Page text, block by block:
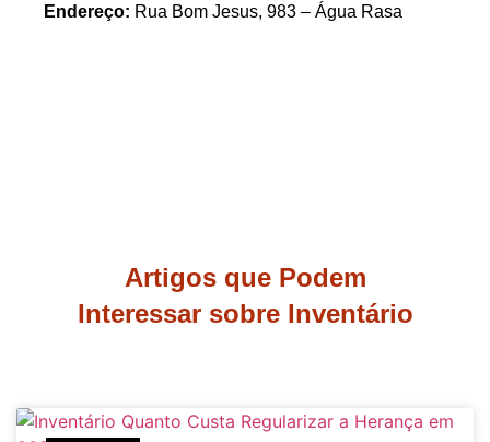
Endereço: Rua Bom Jesus, 983 – Água Rasa
Artigos que Podem
Interessar sobre Inventário